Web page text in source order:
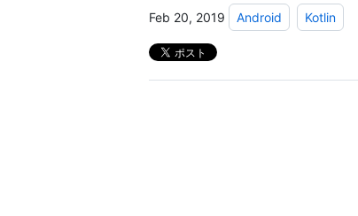
Feb 20, 2019 Android Kotlin